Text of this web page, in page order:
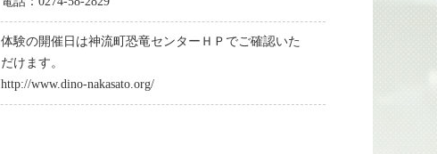
体験の開催日は神流町恐竜センターＨＰでご確認いた
だけます。
http://www.dino-nakasato.org/